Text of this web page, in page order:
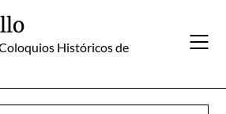
Históricos de